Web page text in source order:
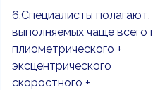
6.Специалисты
выполняемых чаще
плиометрического +
эксцентрического
скоростного +